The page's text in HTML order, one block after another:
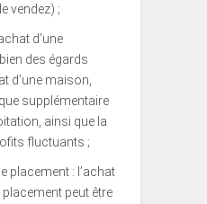
vendez) ;
d’une
des égards
d’une maison,
supplémentaire
ainsi que la
fluctuants ;
placement : l’achat
placement peut être